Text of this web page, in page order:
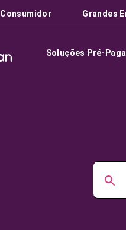
Consumidor Grandes
Soluções Pré-